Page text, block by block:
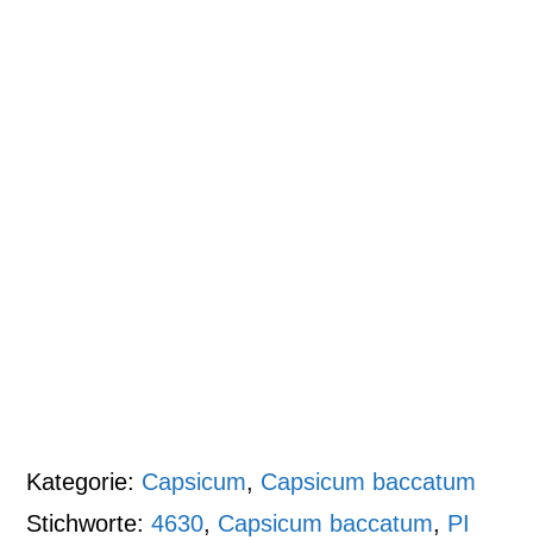
Kategorie: Capsicum, Capsicum baccatum
Stichworte:4630, Capsicum baccatum, PI